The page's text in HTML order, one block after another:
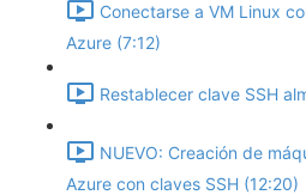
Conectarse a VM Linux
Azure (7:12)
Restablecer clave SSH
NUEVO: Creación de
Azure con claves SSH (12:20)